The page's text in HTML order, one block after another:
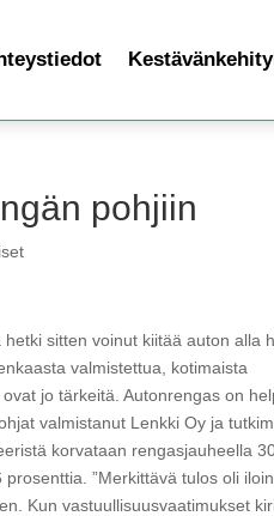
pohjiin
sitten voinut kiitää auton alla
valmistettua, kotimaista
jo tärkeitä. Autonrengas on
valmistanut Lenkki Oy ja
korvataan rengasjauheella
”Merkittävä tulos oli
Kun vastuullisuusvaatimukset